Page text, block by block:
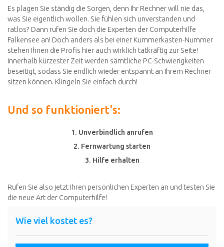
Es plagen Sie ständig die Sorgen, denn Ihr Rechner will nie das,
was Sie eigentlich wollen. Sie fühlen sich unverstanden und
ratlos? Dann rufen Sie doch die Experten der Computerhilfe
Falkensee an! Doch anders als bei einer Kummerkasten-Nummer
stehen Ihnen die Profis hier auch wirklich tatkräftig zur Seite!
Innerhalb kürzester Zeit werden sämtliche PC-Schwierigkeiten
beseitigt, sodass Sie endlich wieder entspannt an Ihrem Rechner
sitzen können. Klingeln Sie einfach durch!
Und so funktioniert's:
1. Unverbindlich anrufen
2. Fernwartung starten
3. Hilfe erhalten
Rufen Sie also jetzt Ihren persönlichen Experten an und testen Sie
die neue Art der Computerhilfe!
Wie viel kostet es?